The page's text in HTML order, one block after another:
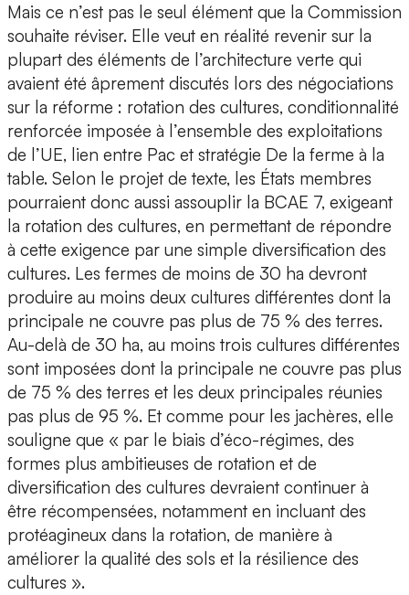
Mais ce n’est pas le seul élément que la Commission
souhaite réviser. Elle veut en réalité revenir sur la
plupart des éléments de l’architecture verte qui
avaient été âprement discutés lors des négociations
sur la réforme : rotation des cultures, conditionnalité
renforcée imposée à l’ensemble des exploitations
de l’UE, lien entre Pac et stratégie De la ferme à la
table. Selon le projet de texte, les États membres
pourraient donc aussi assouplir la BCAE 7, exigeant
la rotation des cultures, en permettant de répondre
à cette exigence par une simple diversification des
cultures. Les fermes de moins de 30 ha devront
produire au moins deux cultures différentes dont la
principale ne couvre pas plus de 75 % des terres.
Au-delà de 30 ha, au moins trois cultures différentes
sont imposées dont la principale ne couvre pas plus
de 75 % des terres et les deux principales réunies
pas plus de 95 %. Et comme pour les jachères, elle
souligne que « par le biais d’éco-régimes, des
formes plus ambitieuses de rotation et de
diversification des cultures devraient continuer à
être récompensées, notamment en incluant des
protéagineux dans la rotation, de manière à
améliorer la qualité des sols et la résilience des
cultures ».